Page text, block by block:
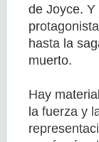
de Joyce.
hasta la
muerto.
Hay
la fuerza y